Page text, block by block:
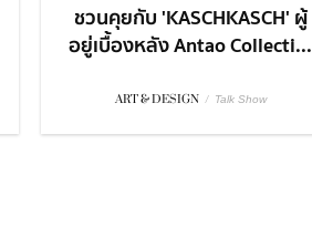
ชวนคุยกับ 'KASCHKASCH' ผู้
อยู่เบื้องหลัง Antao Collecti...
ART & DESIGN / Talk Show